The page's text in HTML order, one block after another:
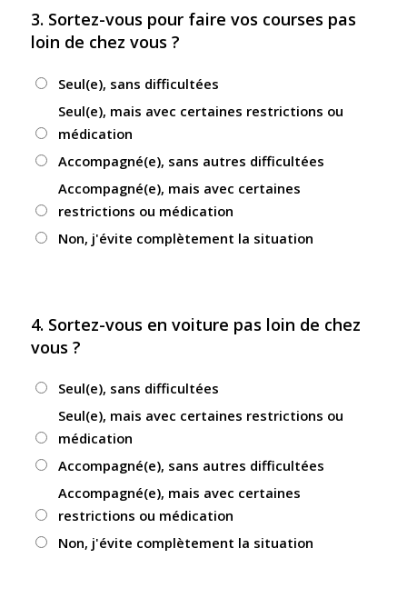
3. Sortez-vous pour faire vos courses pas
loin de chez vous ?
Seul(e), sans difficultées
Seul(e), mais avec certaines restrictions ou
médication
Accompagné(e), sans autres difficultées
Accompagné(e), mais avec certaines
restrictions ou médication
Non, j'évite complètement la situation
4. Sortez-vous en voiture pas loin de chez
vous ?
Seul(e), sans difficultées
Seul(e), mais avec certaines restrictions ou
médication
Accompagné(e), sans autres difficultées
Accompagné(e), mais avec certaines
restrictions ou médication
Non, j'évite complètement la situation